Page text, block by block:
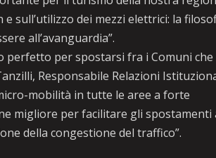
sull’utilizzo dei mezzi elettrici: la
all’avanguardia”.
perfetto per spostarsi fra i Comuni che
Responsabile Relazioni
mobilità in tutte le aree a forte
migliore per facilitare gli spostamenti
della congestione del traffico”.